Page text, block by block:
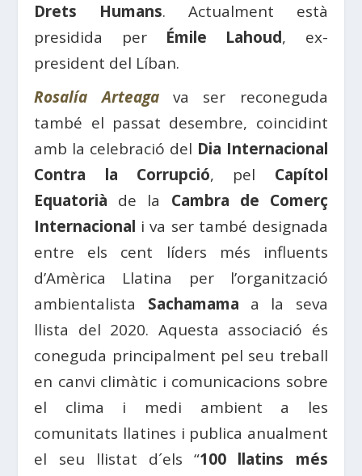
Drets Humans. Actualment està
presidida per Émile Lahoud, ex-
president del Líban.
Rosalía Arteagava ser reconeguda
també el passat desembre, coincidint
amb la celebració del Dia Internacional
Contra la Corrupció, pel Capítol
Equatorià de la Cambra de Comerç
Internacional i va ser també designada
entre els cent líders més influents
d’Amèrica Llatina per l’organització
ambientalista Sachamama a la seva
llista del 2020. Aquesta associació és
coneguda principalment pel seu treball
en canvi climàtic i comunicacions sobre
el clima i medi ambient a les
comunitats llatines i publica anualment
el seu llistat d´els “100 llatins més